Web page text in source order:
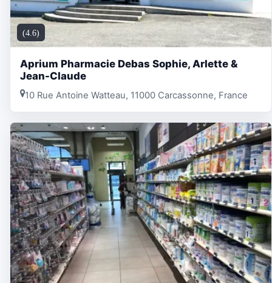
(4.6)
Aprium Pharmacie Debas Sophie, Arlette &
Jean-Claude
10 Rue Antoine Watteau, 11000 Carcassonne, France